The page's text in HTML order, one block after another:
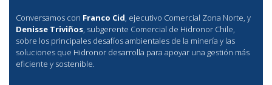
Conversamos con Franco Cid, ejecutivo Comercial Zona Norte, y
Denisse Triviños, subgerente Comercial de Hidronor Chile,
sobre los principales desafíos ambientales de la minería y las
soluciones que Hidronor desarrolla para apoyar una gestión más
eficiente y sostenible.